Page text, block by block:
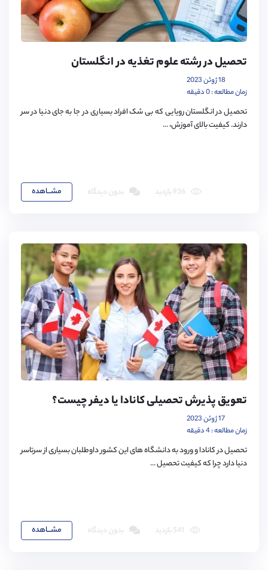
تحصیل در رشته علوم تغذیه در انگلستان
18 ژوئن 2023
زمان مطالعه : 0 دقیقه
تحصیل در انگلستان رویایی که بی شک افراد بسیاری در جا به جای دنیا در سر
دارند. کیفیت بالای آموزش، ...
مشـــاهده بدون دیدگاه
تعویق پذیرش تحصیلی کانادا یا دیفر چیست؟
17 ژوئن 2023
زمان مطالعه : 4 دقیقه
تحصیل در کانادا و ورود به دانشگاه های این کشور داوطلبان بسیاری از سرتاسر
دنیا دارد چرا که کیفیت تحصیل ...
مشـــاهده بدون دیدگاه